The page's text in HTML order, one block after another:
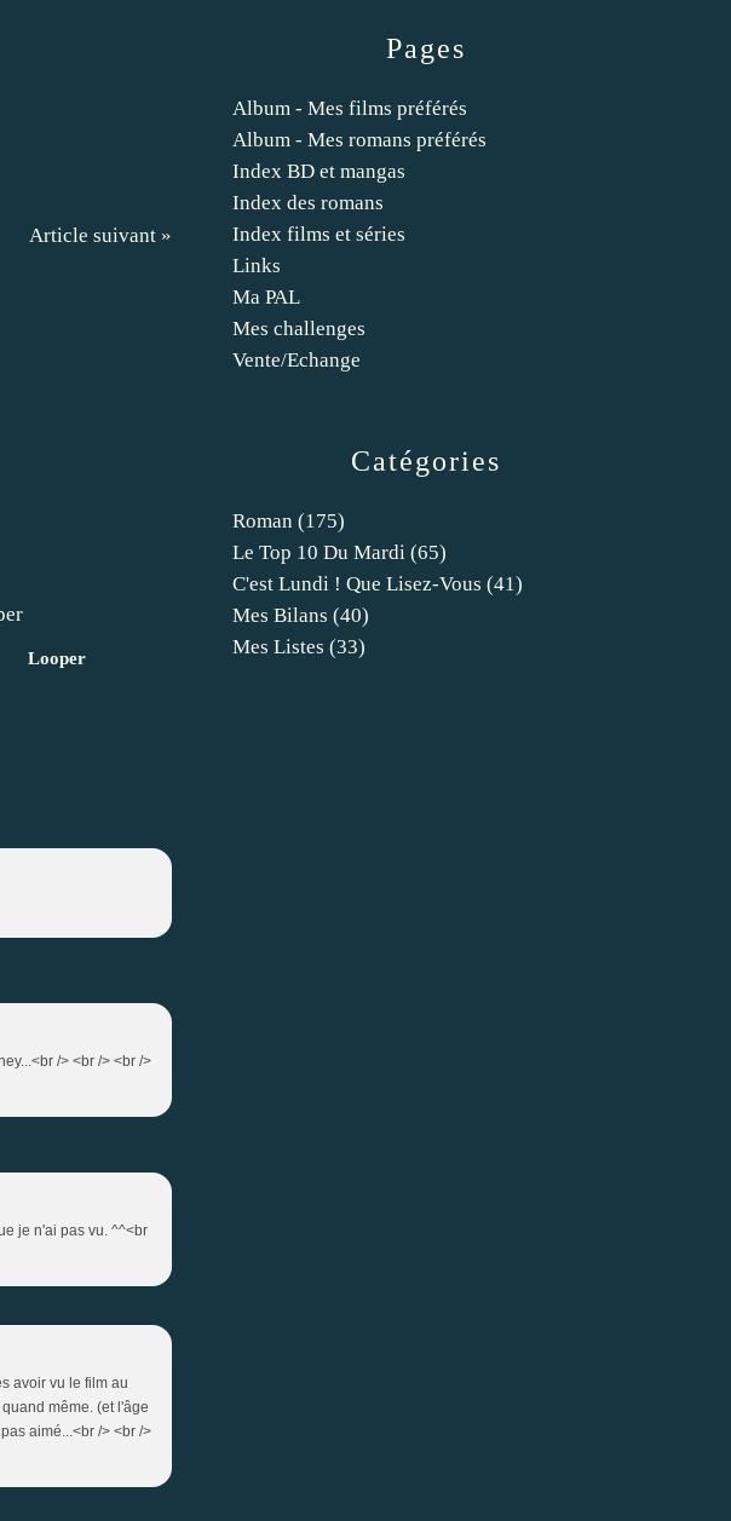
Article suivant »
Looper
/> <br /> <br />
je n'ai pas vu. ^^<br
avoir vu le film au
même. (et l'âge
aimé...<br /> <br />
Catégories
Roman (175)
Le Top 10 Du Mardi (65)
C'est Lundi ! Que Lisez-Vous (41)
Mes Bilans (40)
Mes Listes (33)
Pages
Album - Mes films préférés
Album - Mes romans préférés
Index BD et mangas
Index des romans
Index films et séries
Links
Ma PAL
Mes challenges
Vente/Echange